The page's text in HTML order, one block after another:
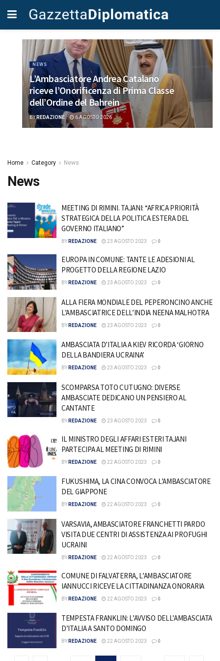
NEWS
L’Ambasciatore Andrea Catalano
riceve l’Onorificenza di Prima Classe
dell’Ordine del Bahrein
BY REDAZIONE 6 AGOSTO 2026
Home Category News
News
MEETING DI RIMINI. TAJANI: “AFRICA PRIORITÀ
STRATEGICA DELLA POLITICA ESTERA DEL
GOVERNO ITALIANO”
BY REDAZIONE 23 AGOSTO 2023 0
EUROPA IN COMUNE: TANTE LE ADESIONI AL
PROGETTO DELLA REGIONE LAZIO
BY REDAZIONE 23 AGOSTO 2023 0
ALLA FIERA MONDIALE DEL PEPERONCINO ANCHE
L’AMBASCIATRICE DELL’INDIA NEENA MALHOTRA
BY REDAZIONE 23 AGOSTO 2023 0
AMBASCIATA D’ITALIA A KIEV RICORDA ‘GIORNO
DELLA BANDIERA UCRAINA’
BY REDAZIONE 23 AGOSTO 2023 0
SCOMPARSA TOTO CUTUGNO: DIVERSE
AMBASCIATE DEDICANO UN PENSIERO AL
CANTANTE
BY REDAZIONE 23 AGOSTO 2023 0
IL MINISTRO DEGLI AFFARI ESTERI TAJANI
PARTECIPA AL MEETING DI RIMINI
BY REDAZIONE 22 AGOSTO 2023 0
FUKUSHIMA, LA CINA CONVOCA L’AMBASCIATORE
DEL GIAPPONE
BY REDAZIONE 22 AGOSTO 2023 0
VARSAVIA, AMBASCIATORE FRANCHETTI PARDO
VISITA DUE CENTRI DI ASSISTENZA AI PROFUGHI
UCRAINI
BY REDAZIONE 22 AGOSTO 2023 0
COMUNE DI FALVATERRA, L’AMBASCIATORE
IANNUCCI RICEVE LA CITTADINANZA ONORARIA
BY REDAZIONE 22 AGOSTO 2023 0
TEMPESTA FRANKLIN: L’AVVISO DELL’AMBASCIATA
D’ITALIA A SANTO DOMINGO
BY REDAZIONE 22 AGOSTO 2023 0